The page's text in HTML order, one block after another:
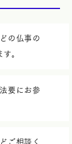
の仏事の
。
要にお参
ご相談く